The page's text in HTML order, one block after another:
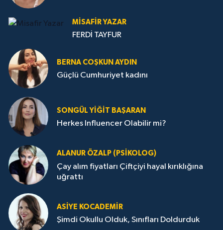
MISAFIR YAZAR
FERDİ TAYFUR
BERNA COŞKUN AYDIN
Güçlü Cumhuriyet kadını
SONGÜL YIĞIT BAŞARAN
Herkes Influencer Olabilir mi?
ALANUR ÖZALP (PSIKOLOG)
Çay alım fiyatları Çiftçiyi hayal kırıklığına
uğrattı
ASIYE KOCADEMİR
Şimdi Okullu Olduk, Sınıfları Doldurduk